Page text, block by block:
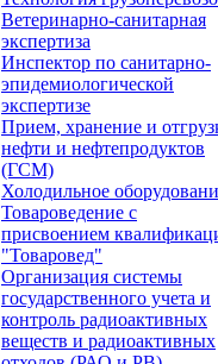
Ветеринарно-санитарная
экспертиза
Инспектор по санитарно-
эпидемиологической
экспертизе
Прием, хранение и
нефти и нефтепродуктов
(ГСМ)
Холодильное
Товароведение с
присвоением
"Товаровед"
Организация системы
государственного учета и
контроль радиоактивных
веществ и радиоактивных